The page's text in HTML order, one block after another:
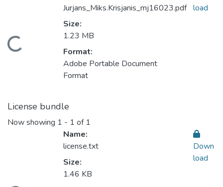
Jurjans_Miks.Krisjanis_mj16023.pdf
Size:
1.23 MB
Format:
Adobe Portable Document
Format
load
License bundle
Now showing 1 - 1 of 1
Name:
license.txt
Size:
1.46 KB
Down
load